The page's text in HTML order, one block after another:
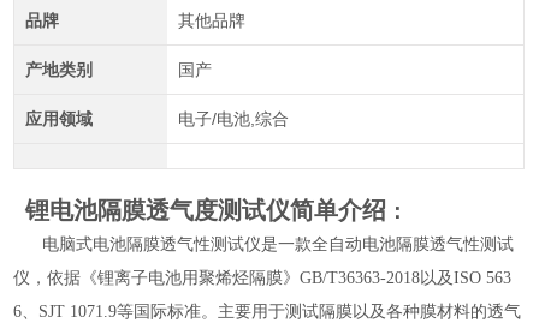
品牌 其他品牌
产地类别 国产
应用领域 电子/电池,综合
锂电池隔膜透气度测试仪简单介绍 ：
电脑式电池隔膜透气性测试仪是一款全自动电池隔膜透气性测试
仪，依据《锂离子电池用聚烯烃隔膜》GB/T36363-2018以及ISO 563
6、SJT 1071.9等国际标准。 主要用于测试隔膜以及各种膜材料的透气